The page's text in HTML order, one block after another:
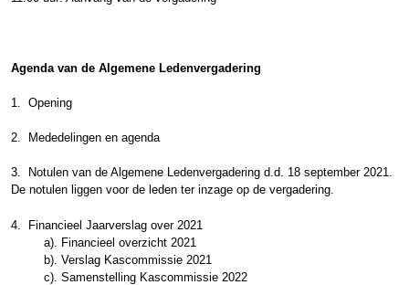
Agenda van de Algemene Ledenvergadering
1. Opening
2. Mededelingen en agenda
3. Notulen van de Algemene Ledenvergadering d.d. 18 september 2021.
De notulen liggen voor de leden ter inzage op de vergadering.
4. Financieel Jaarverslag over 2021
a). Financieel overzicht 2021
b). Verslag Kascommissie 2021
c). Samenstelling Kascommissie 2022